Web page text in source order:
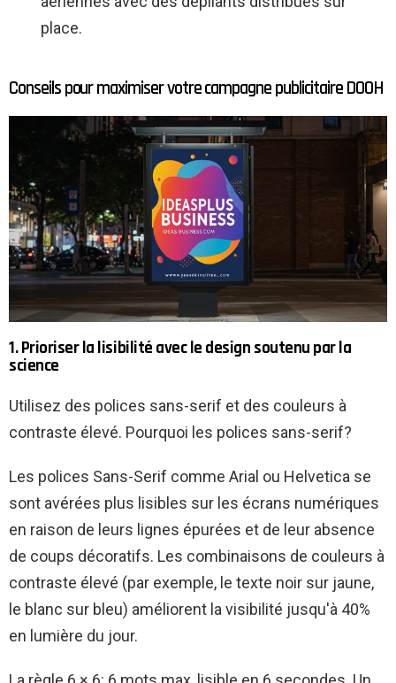
place.
Conseils pour maximiser votre campagne publicitaire DOOH
1. Prioriser la lisibilité avec le design soutenu par la
science
Utilisez des polices sans-serif et des couleurs à
contraste élevé. Pourquoi les polices sans-serif?
Les polices Sans-Serif comme Arial ou Helvetica se
sont avérées plus lisibles sur les écrans numériques
en raison de leurs lignes épurées et de leur absence
de coups décoratifs. Les combinaisons de couleurs à
contraste élevé (par exemple, le texte noir sur jaune,
le blanc sur bleu) améliorent la visibilité jusqu'à 40%
en lumière du jour.